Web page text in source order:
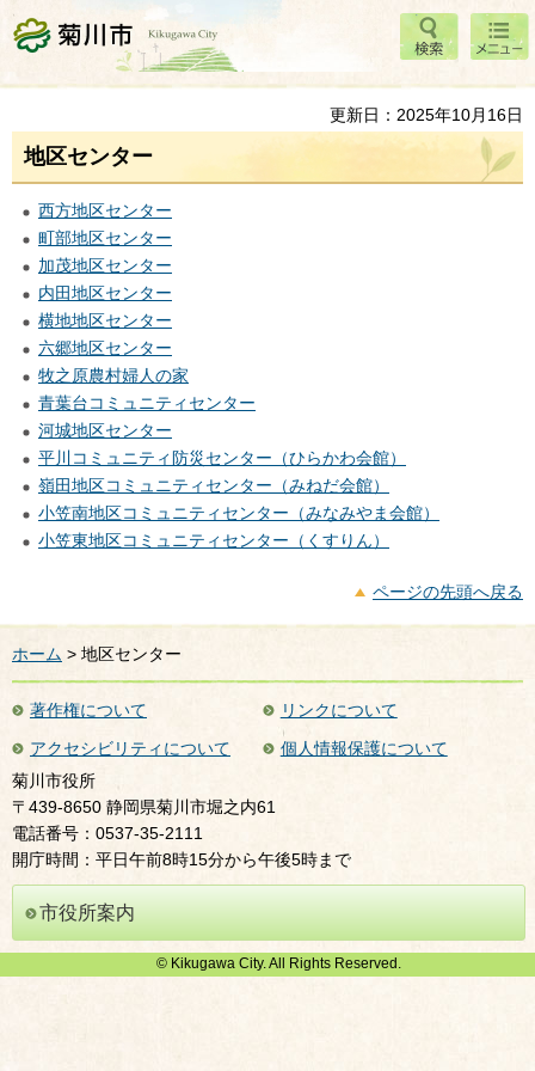
菊川市 検索
メニ
ュー
更新日：2025年10月16日
地区センター
西方地区センター
町部地区センター
加茂地区センター
内田地区センター
横地地区センター
六郷地区センター
牧之原農村婦人の家
青葉台コミュニティセンター
河城地区センター
平川コミュニティ防災センター（ひらかわ会館）
嶺田地区コミュニティセンター（みねだ会館）
小笠南地区コミュニティセンター（みなみやま会館）
小笠東地区コミュニティセンター（くすりん）
ページの先頭へ戻る
ホーム > 地区センター
著作権について
リンクについて
アクセシビリティについて
個人情報保護について
菊川市役所
〒439-8650 静岡県菊川市堀之内61
電話番号：0537-35-2111
開庁時間：平日午前8時15分から午後5時まで
市役所案内
© Kikugawa City. All Rights Reserved.